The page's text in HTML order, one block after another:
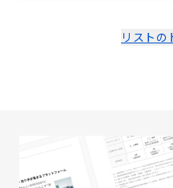
リストの